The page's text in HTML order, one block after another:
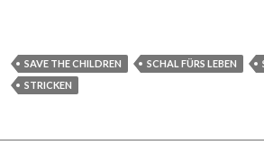
SAVE THE CHILDREN SCHAL FÜRS LEBEN
STRICKEN